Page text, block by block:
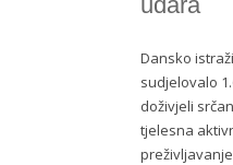
Dansko
sudjelovalo
doživjeli
tjelesna